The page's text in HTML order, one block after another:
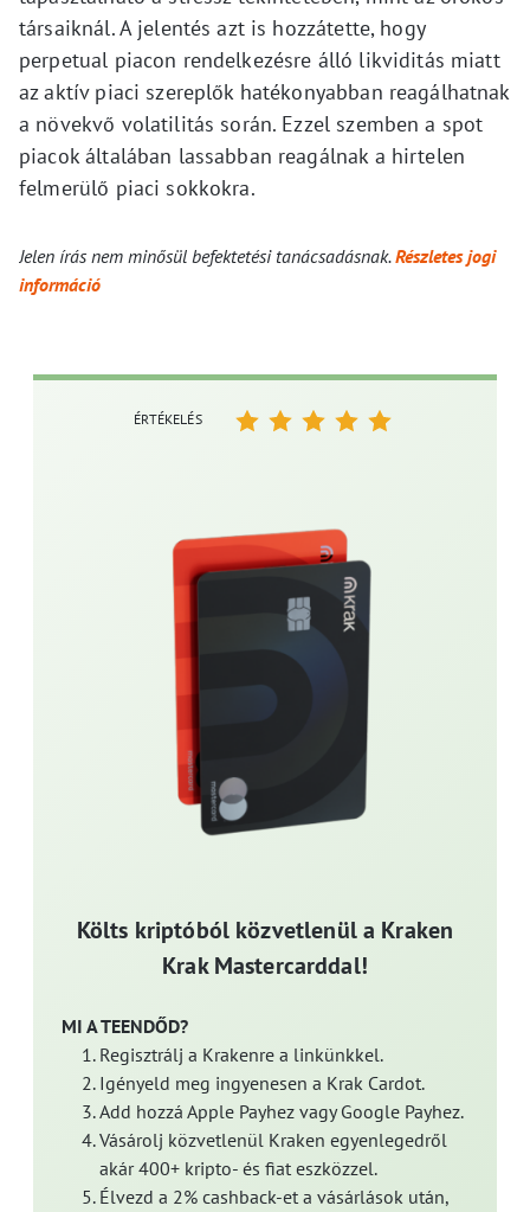
társaiknál. A jelentés azt is hozzátette, hogy
perpetual piacon rendelkezésre álló likviditás miatt
az aktív piaci szereplők hatékonyabban reagálhatnak
a növekvő volatilitás során. Ezzel szemben a spot
piacok általában lassabban reagálnak a hirtelen
felmerülő piaci sokkokra.
Jelen írás nem minősül befektetési tanácsadásnak.Részletes jogi
információ
Költs kriptóból közvetlenül a Kraken
Krak Mastercarddal!
MI A TEENDŐD?
Regisztrálj a Krakenre a linkünkkel.
Igényeld meg ingyenesen a Krak Cardot.
Add hozzá Apple Payhez vagy Google Payhez.
Vásárolj közvetlenül Kraken egyenlegedről
akár 400+ kripto- és fiat eszközzel.
Élvezd a 2% cashback-et a vásárlások után,
ÉRTÉKELÉS